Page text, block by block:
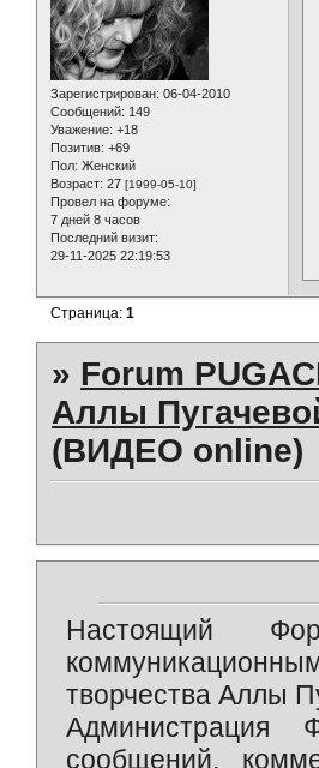
Зарегистрирован: 06-04-2010
Сообщений: 149
Уважение: +18
Позитив: +69
Пол: Женский
Возраст: 27 [1999-05-10]
Провел на форуме:
7 дней 8 часов
Последний визит:
29-11-2025 22:19:53
Страница:1
» Forum
Аллы
(ВИДЕО online)
Настоящий
творчества Аллы
Администрация
сообщений,